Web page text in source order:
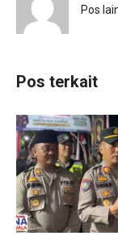
Pos
Pos terkait